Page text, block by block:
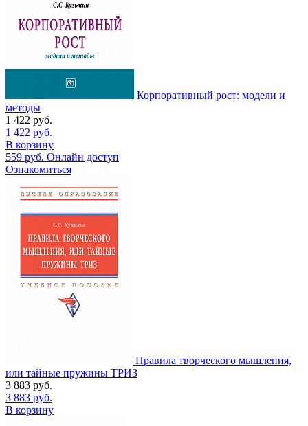
Корпоративный рост: модели и
методы
1 422 руб.
1 422 руб.
В корзину
559 руб. Онлайн доступ
Ознакомиться
Правила творческого мышления,
или тайные пружины ТРИЗ
3 883 руб.
3 883 руб.
В корзину